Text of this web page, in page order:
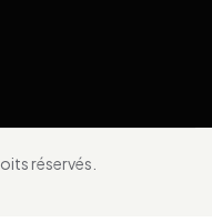
réservés.